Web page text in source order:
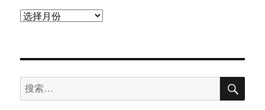
归
搜
索：
搜